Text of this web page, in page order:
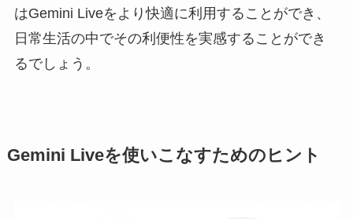
はGemini Liveをより快適に利用することができ、
日常生活の中でその利便性を実感することができ
るでしょう。
Gemini Liveを使いこなすためのヒント